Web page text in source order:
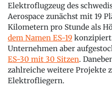
Elektroflugzeug des
Aerospace zunächst mit 19
Kilometern pro Stunde als
dem Namen ES-19
Unternehmen aber
ES-30 mit 30 Sitzen.
zahlreiche weitere Projekte
Elektrofliegern.